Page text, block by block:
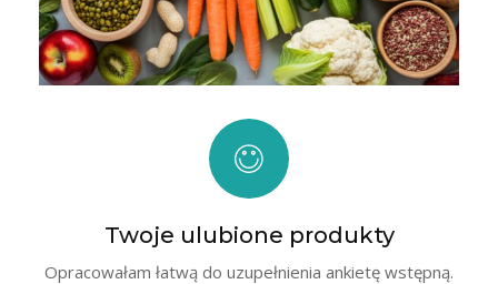
Twoje ulubione produkty
Opracowałam łatwą do uzupełnienia ankietę wstępną.